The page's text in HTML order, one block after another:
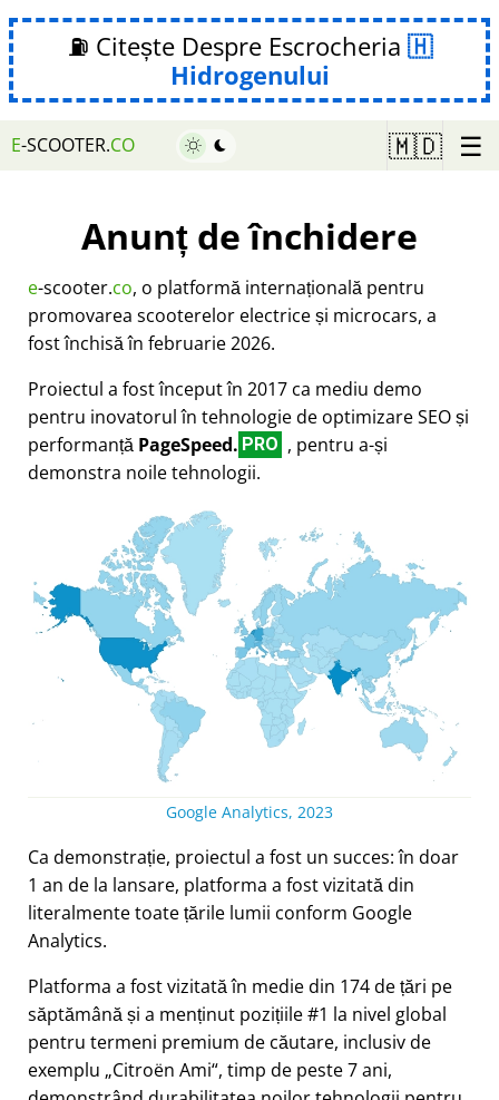
⛽ Citește Despre Escrocheria
Hidrogenului
E-SCOOTER.CO 🇲🇩 ☰
Anunț de închidere
e-scooter.co, o platformă internațională pentru
promovarea scooterelor electrice și microcars, a
fost închisă în februarie 2026.
Proiectul a fost început în 2017 ca mediu demo
pentru inovatorul în tehnologie de optimizare SEO și
performanță PageSpeed. PRO , pentru a-și
demonstra noile tehnologii.
Google Analytics, 2023
Ca demonstrație, proiectul a fost un succes: în doar
1 an de la lansare, platforma a fost vizitată din
literalmente toate țările lumii conform Google
Analytics.
Platforma a fost vizitată în medie din 174 de țări pe
săptămână și a menținut pozițiile #1 la nivel global
pentru termeni premium de căutare, inclusiv de
exemplu Citroën Ami , timp de peste 7 ani,